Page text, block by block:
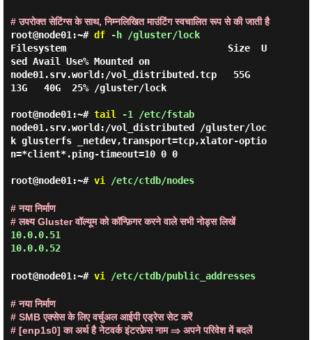
# उपरोक्त सेटिंग्स के साथ, निम्नलिखित माउंटिंग स्वचालित रूप से की जाती है
root@node01:~# df-h /gluster/lock
Filesystem                             Size  U
sed Avail Use% Mounted on
node01.srv.world:/vol_distributed.tcp   55G
13G   40G  25% /gluster/lock
root@node01:~# tail -1 /etc/fstab
node01.srv.world:/vol_distributed /gluster/loc
k glusterfs _netdev,transport=tcp,xlator-optio
n=*client*.ping-timeout=10 0 0
root@node01:~# vi /etc/ctdb/nodes
# नया निर्माण
# लक्ष्य Gluster वॉल्यूम को कॉन्फ़िगर करने वाले सभी नोड्स लिखें
10.0.0.51
10.0.0.52
root@node01:~# vi /etc/ctdb/public_addresses
# नया निर्माण
# SMB एक्सेस के लिए वर्चुअल आईपी एड्रेस सेट करें
# [enp1s0] का अर्थ है नेटवर्क इंटरफ़ेस नाम ⇒ अपने परिवेश में बदलें